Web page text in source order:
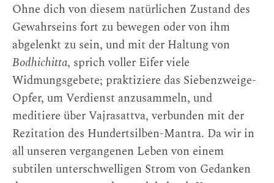
Ohne dich von diesem natürlichen Zustand des
Gewahrseins fort zu bewegen oder von ihm
abgelenkt zu sein, und mit der Haltung von
Bodhichitta, sprich voller Eifer viele
Widmungsgebete; praktiziere das Siebenzweige-
Opfer, um Verdienst anzusammeln, und
meditiere über Vajrasattva, verbunden mit der
Rezitation des Hundertsilben-Mantra. Da wir in
all unseren vergangenen Leben von einem
subtilen unterschwelligen Strom von Gedanken